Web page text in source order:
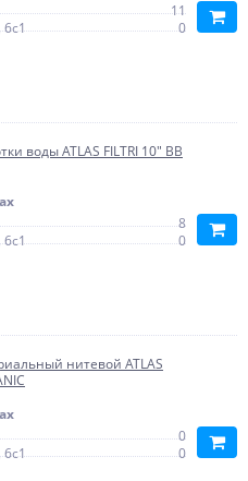
11
0
воды ATLAS FILTRI 10" BB
8
0
нитевой ATLAS
0
0